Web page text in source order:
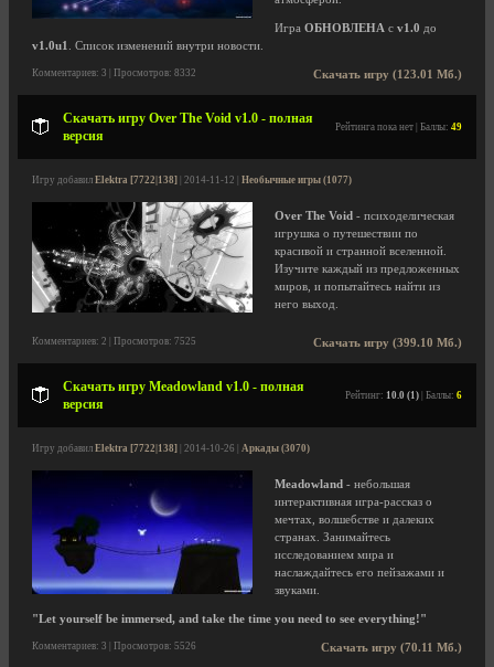
Игра ОБНОВЛЕНА с v1.0 до
v1.0u1
. Список изменений внутри новости.
Скачать игру (123.01 Мб.)
Комментариев: 3 | Просмотров: 8332
Скачать игру Over The Void v1.0 - полная
версия
Рейтинга пока нет | Баллы: 49
Игру добавил Elektra [7722|138] | 2014-11-12 | Необычные игры (1077)
Over The Void - психоделическая
игрушка о путешествии по
красивой и странной вселенной.
Изучите каждый из предложенных
миров, и попытайтесь найти из
него выход.
Скачать игру (399.10 Мб.)
Комментариев: 2 | Просмотров: 7525
Скачать игру Meadowland v1.0 - полная
версия
Рейтинг: 10.0 (1) | Баллы: 6
Игру добавил Elektra [7722|138] | 2014-10-26 | Аркады (3070)
Meadowland - небольшая
интерактивная игра-рассказ о
мечтах, волшебстве и далеких
странах. Занимайтесь
исследованием мира и
наслаждайтесь его пейзажами и
звуками.
"Let yourself be immersed, and take the time you need to see everything!"
Скачать игру (70.11 Мб.)
Комментариев: 3 | Просмотров: 5526